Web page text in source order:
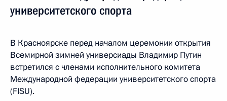
университетского спорта
В Красноярске перед началом церемонии открытия
Всемирной зимней универсиады Владимир Путин
встретился с членами исполнительного комитета
Международной федерации университетского спорта
(FISU).